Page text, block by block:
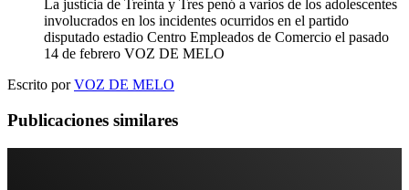
La justicia de Treinta y Tres penó a varios de los adolescentes
involucrados en los incidentes ocurridos en el partido
disputado estadio Centro Empleados de Comercio el pasado
14 de febrero VOZ DE MELO
Escrito porVOZ DE MELO
Publicaciones similares